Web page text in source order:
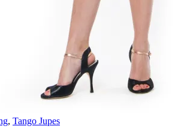
, Tango Jupes